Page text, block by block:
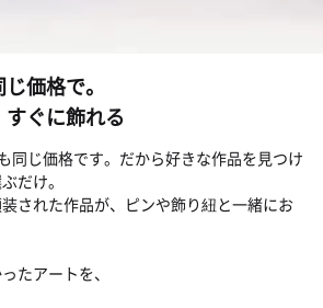
価格で。
ぐに飾れる
同じ価格です。だから好きな作品を見つけ
だけ。
された作品が、ピンや飾り紐と一緒にお
たアートを、